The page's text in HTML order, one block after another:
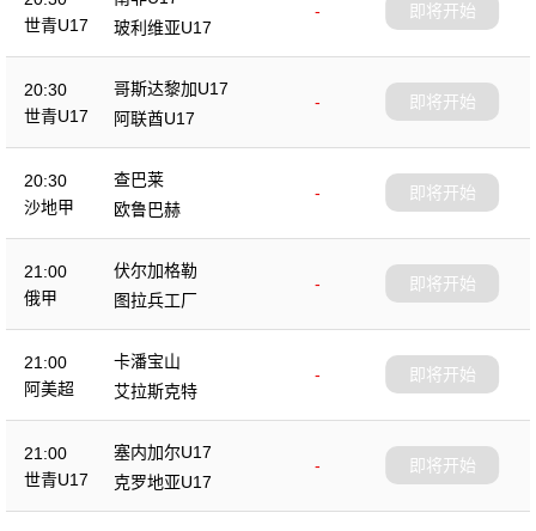
世青U17
-
玻利维亚U17
即将开始
20:30
世青U17
哥斯达黎加U17
-
阿联酋U17
即将开始
20:30
沙地甲
查巴莱
-
欧鲁巴赫
即将开始
21:00
俄甲
伏尔加格勒
-
图拉兵工厂
即将开始
21:00
阿美超
卡潘宝山
-
艾拉斯克特
即将开始
21:00
世青U17
塞内加尔U17
-
克罗地亚U17
即将开始